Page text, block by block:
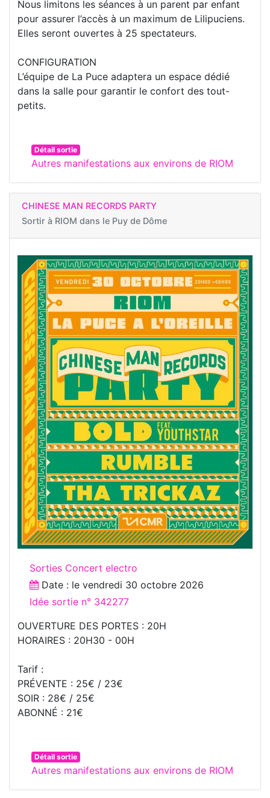
Nous limitons les séances à un parent par enfant
pour assurer l’accès à un maximum de Lilipuciens.
Elles seront ouvertes à 25 spectateurs.
CONFIGURATION
L’équipe de La Puce adaptera un espace dédié
dans la salle pour garantir le confort des tout-
petits.
Détail sortie
Autres manifestations aux environs de RIOM
CHINESE MAN RECORDS PARTY
Sortir à RIOM dans le Puy de Dôme
Sorties Concert electro
Date : le vendredi 30 octobre 2026
Idée sortie n° 342277
OUVERTURE DES PORTES : 20H​
HORAIRES : 20H30 - 00H
Tarif :
PRÉVENTE : 25€ / 23€​
​SOIR : 28€ / 25€​
ABONNÉ : 21€
Détail sortie
Autres manifestations aux environs de RIOM